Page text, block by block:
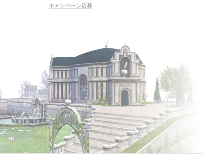
キャンペーン応募